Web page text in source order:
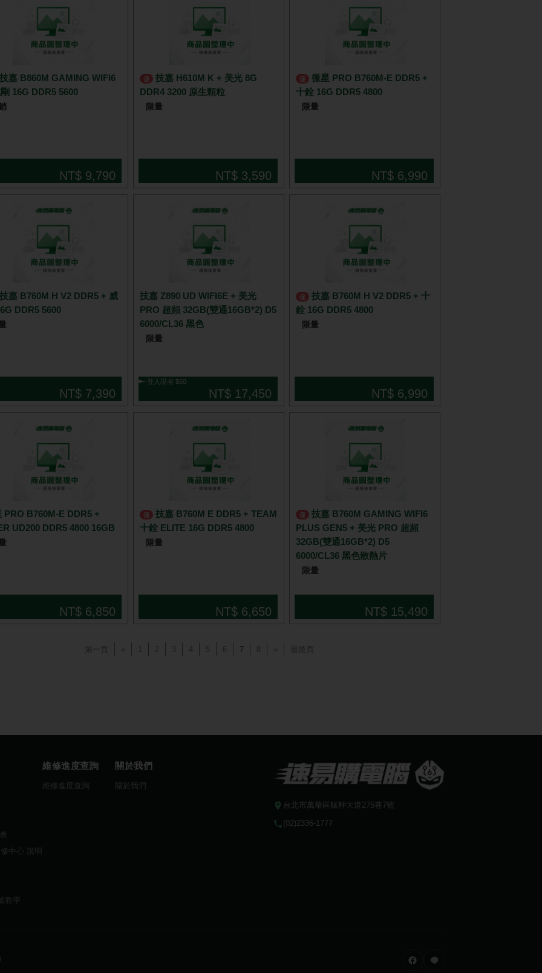
16G DDR5 5600
NT$ 9,790
促
DDR4 3200 原生顆粒
限量
NT$ 3,590
促
十銓 16G DDR5 4800
限量
NT$ 6,990
DDR5 5600
NT$ 7,390
技嘉 Z890 UD WIFI6E + 美光
PRO 超頻 32GB(雙通16GB*2) D5
6000/CL36 黑色
限量
🔑 登入現省 $60
NT$ 17,450
促
銓 16G DDR5 4800
限量
NT$ 6,990
PRO B760M-E DDR5 +
UD200 DDR5 4800 16GB
NT$ 6,850
促
十銓 ELITE 16G DDR5 4800
限量
NT$ 6,650
促
PLUS GEN5 + 美光 PRO 超頻
32GB(雙通16GB*2) D5
6000/CL36 黑色散熱片
限量
NT$ 15,490
1 2 3 5 6 7 8 最後頁
中心 說明
教學
維修進度查詢
維修進度查詢
關於我們
關於我們
台北市萬華區艋舺大道275巷7號
(02)2336-1777